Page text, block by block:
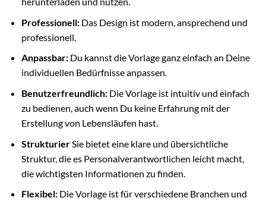
Professionell:Das Design ist modern, ansprechend und
professionell.
Anpassbar:Du kannst die Vorlage ganz einfach an Deine
individuellen Bedürfnisse anpassen.
Benutzerfreundlich:Die Vorlage ist intuitiv und einfach
zu bedienen, auch wenn Du keine Erfahrung mit der
Erstellung von Lebensläufen hast.
StrukturierSie bietet eine klare und übersichtliche
Struktur, die es Personalverantwortlichen leicht macht,
die wichtigsten Informationen zu finden.
Flexibel:Die Vorlage ist für verschiedene Branchen und